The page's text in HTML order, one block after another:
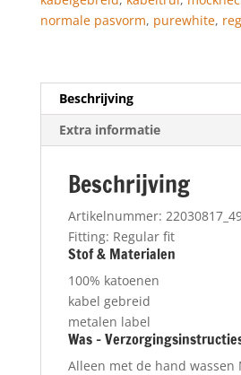
normale pasvorm, purewhite,
Beschrijving
Extra informatie
Beschrijving
Artikelnummer:
Fitting: Regular fit
Stof & Materialen
100% katoenen
kabel gebreid
metalen label
Was –
Alleen met de hand wassen